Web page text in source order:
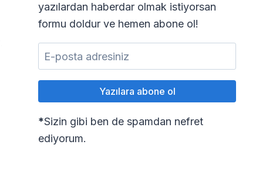
yazılardan haberdar olmak istiyorsan
formu doldur ve hemen abone ol!
*Sizin gibi ben de spamdan nefret
ediyorum.